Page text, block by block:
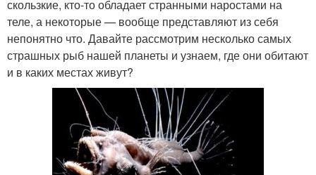
скользкие, кто-то обладает странными наростами на
теле, а некоторые — вообще представляют из себя
непонятно что. Давайте рассмотрим несколько самых
страшных рыб нашей планеты и узнаем, где они обитают
и в каких местах живут?